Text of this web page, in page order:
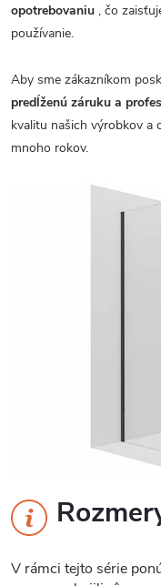
opotrebovaniu , čo
používanie.
Aby sme zákazníkom
predĺženú záruku a
kvalitu našich výrobkov a
mnoho rokov.
V rámci tejto série